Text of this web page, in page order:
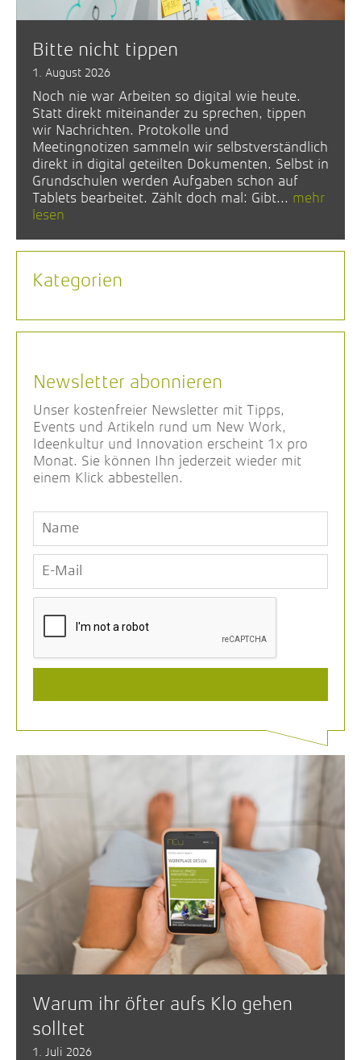
Bitte nicht tippen
1. August 2026
Noch nie war Arbeiten so digital wie heute.
Statt direkt miteinander zu sprechen, tippen
wir Nachrichten. Protokolle und
Meetingnotizen sammeln wir selbstverständlich
direkt in digital geteilten Dokumenten. Selbst in
Grundschulen werden Aufgaben schon auf
Tablets bearbeitet. Zählt doch mal: Gibt... mehr
lesen
Kategorien
Newsletter abonnieren
Unser kostenfreier Newsletter mit Tipps,
Events und Artikeln rund um New Work,
Ideenkultur und Innovation erscheint 1x pro
Monat. Sie können Ihn jederzeit wieder mit
einem Klick abbestellen.
Warum ihr öfter aufs Klo gehen
solltet
1. Juli 2026